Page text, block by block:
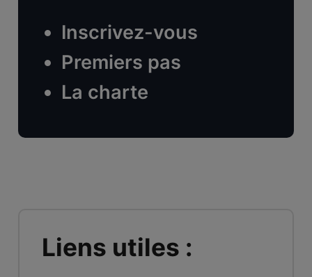
Inscrivez-vous
Premiers pas
La charte
Liens utiles :